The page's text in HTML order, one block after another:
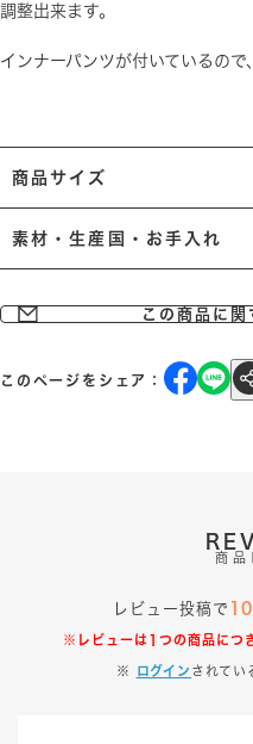
調整出来ます。
インナーパンツが付いているので
商品サイズ
素材・生産国・お手入れ
この商品に
このページをシェア：
商品
レビュー投稿で 10
※レビューは1つの商品につ
※ ログイン されてい